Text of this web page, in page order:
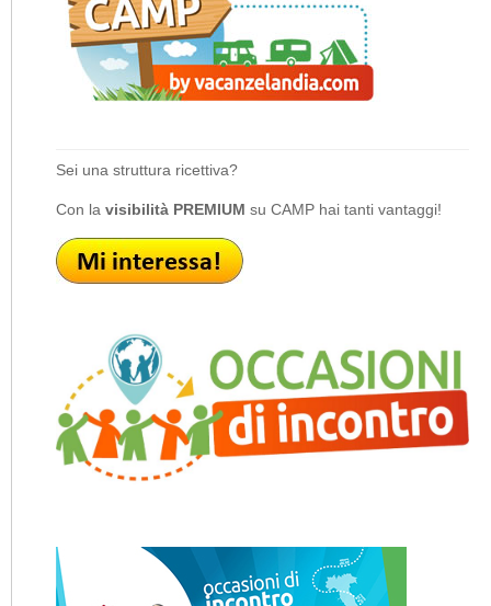
Sei una struttura ricettiva?
Con la visibilità PREMIUM su CAMP hai tanti vantaggi!